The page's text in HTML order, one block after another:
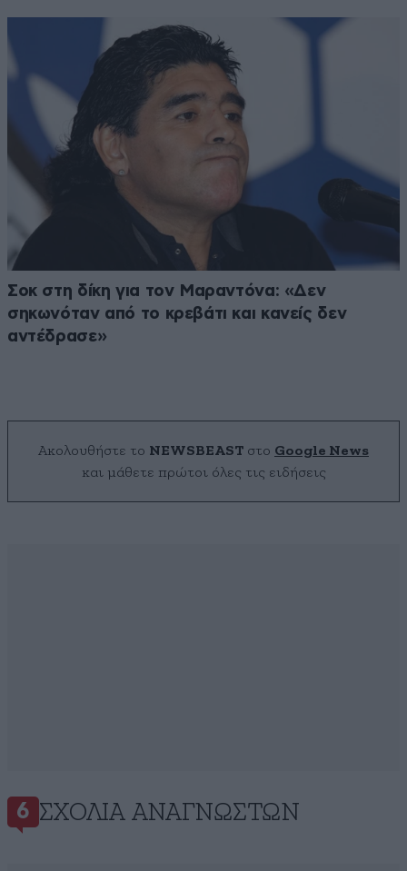
Σοκ στη δίκη για τον Μαραντόνα: «Δεν
σηκωνόταν από το κρεβάτι και κανείς δεν
αντέδρασε»
Ακολουθήστε το NEWSBEAST στο Google News
και μάθετε πρώτοι όλες τις ειδήσεις
6 ΣΧΌΛΙΑ ΑΝΑΓΝΩΣΤΏΝ